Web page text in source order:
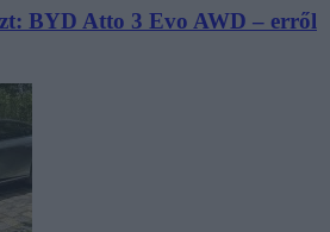
BYD Atto 3 Evo AWD – erről